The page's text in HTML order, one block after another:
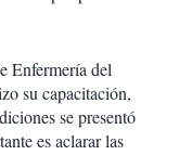
Enfermería del
su capacitación,
se presentó
es aclarar las